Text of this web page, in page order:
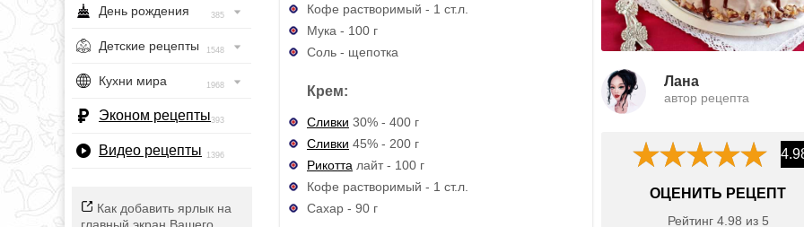
День рождения 385
Детские рецепты 1548
Кухни мира 1968
Эконом рецепты393
Видео рецепты 1396
Как добавить ярлык на
Кофе растворимый - 1 ст.л.
Мука - 100 г
Соль - щепотка
Крем:
Сливки 30% - 400 г
Сливки 45% - 200 г
Рикотта лайт - 100 г
Кофе растворимый - 1 ст.л.
Сахар - 90 г
Лана
автор рецепта
ОЦЕНИТЬ РЕЦЕПТ
Рейтинг 4.98 из 5